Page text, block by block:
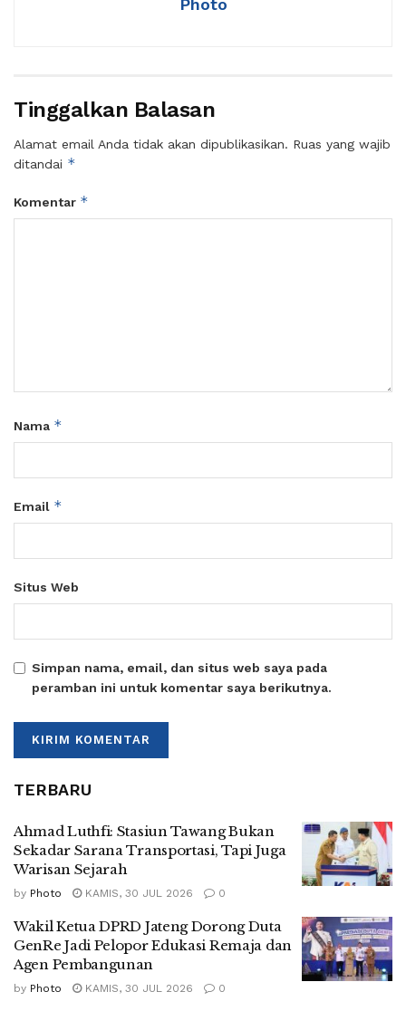
Photo
Tinggalkan Balasan
Alamat email Anda tidak akan dipublikasikan. Ruas yang wajib
ditandai *
Komentar *
Nama *
Email *
Situs Web
Simpan nama, email, dan situs web saya pada
peramban ini untuk komentar saya berikutnya.
TERBARU
Ahmad Luthfi: Stasiun Tawang Bukan
Sekadar Sarana Transportasi, Tapi Juga
Warisan Sejarah
by Photo KAMIS, 30 JUL 2026 0
Wakil Ketua DPRD Jateng Dorong Duta
GenRe Jadi Pelopor Edukasi Remaja dan
Agen Pembangunan
by Photo KAMIS, 30 JUL 2026 0